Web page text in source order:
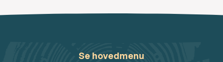
Se hovedmenu